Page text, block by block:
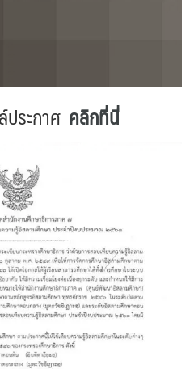
ระกาศ คลิกที่นี่